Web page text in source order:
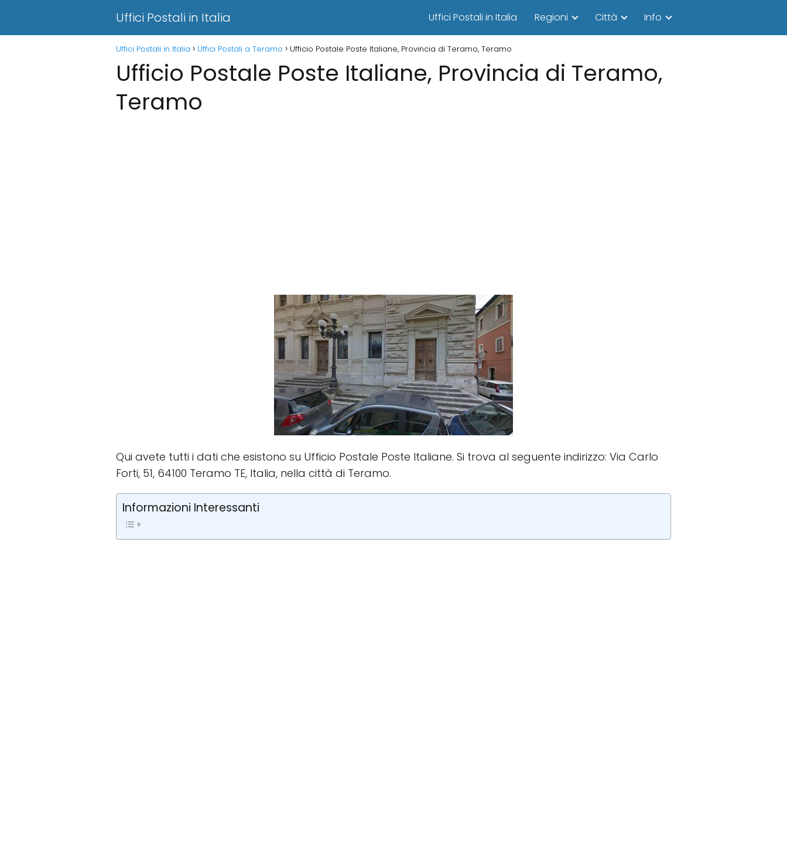
Uffici Postali in Italia Uffici Postali in Italia Regioni Città Info
Uffici Postali in Italia Uffici Postali a Teramo Ufficio Postale Poste Italiane, Provincia di Teramo, Teramo
Ufficio Postale Poste Italiane, Provincia di Teramo,
Teramo
Qui avete tutti i dati che esistono su Ufficio Postale Poste Italiane. Si trova al seguente indirizzo: Via Carlo
Forti, 51, 64100 Teramo TE, Italia, nella città di Teramo.
Informazioni Interessanti